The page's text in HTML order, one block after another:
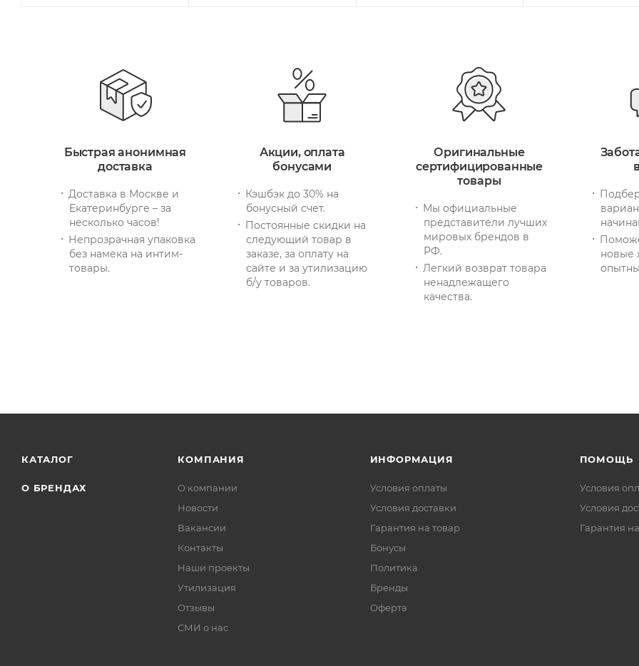
Быстрая анонимная
доставка
Доставка в Москве и
Екатеринбурге – за
несколько часов!
Непрозрачная упаковка
без намека на интим-
товары.
Акции, оплата
бонусами
Кэшбэк до 30% на
бонусный счет.
Постоянные скидки на
следующий товар в
заказе, за оплату на
сайте и за утилизацию
б/у товаров.
Оригинальные
сертифицированные
товары
Мы официальные
представители лучших
мировых брендов в
РФ.
Легкий возврат товара
ненадлежащего
качества.
новые
КАТАЛОГ
О БРЕНДАХ
КОМПАНИЯ
О компании
Новости
Вакансии
Контакты
Наши проекты
Утилизация
Отзывы
СМИ о нас
ИНФОРМАЦИЯ
Условия оплаты
Условия доставки
Гарантия на товар
Бонусы
Политика
Бренды
Оферта
ПОМОЩЬ
Условия
Условия
Гарантия